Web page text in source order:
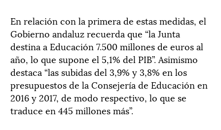
En relación con la primera de estas medidas, el
Gobierno andaluz recuerda que “la Junta
destina a Educación 7.500 millones de euros al
año, lo que supone el 5,1% del PIB”. Asimismo
destaca “las subidas del 3,9% y 3,8% en los
presupuestos de la Consejería de Educación en
2016 y 2017, de modo respectivo, lo que se
traduce en 445 millones más”.